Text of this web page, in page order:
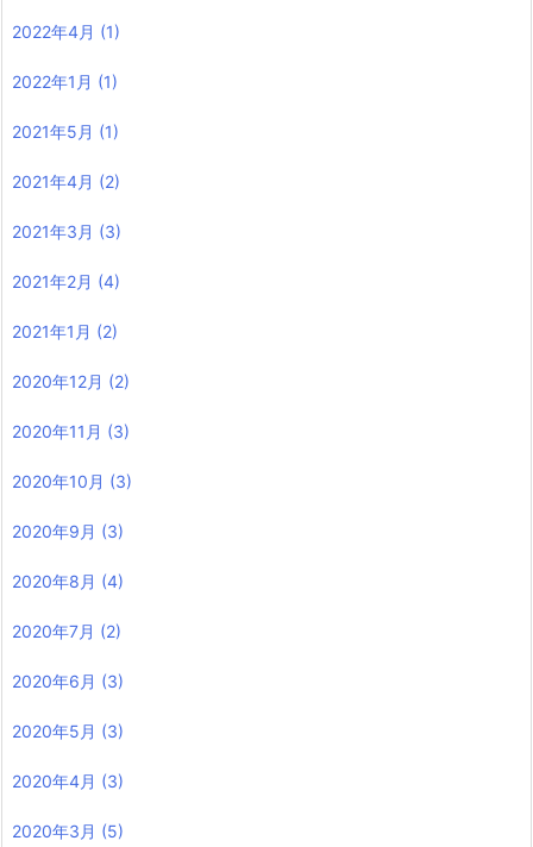
2022年4月 (1)
2022年1月 (1)
2021年5月 (1)
2021年4月 (2)
2021年3月 (3)
2021年2月 (4)
2021年1月 (2)
2020年12月 (2)
2020年11月 (3)
2020年10月 (3)
2020年9月 (3)
2020年8月 (4)
2020年7月 (2)
2020年6月 (3)
2020年5月 (3)
2020年4月 (3)
2020年3月 (5)